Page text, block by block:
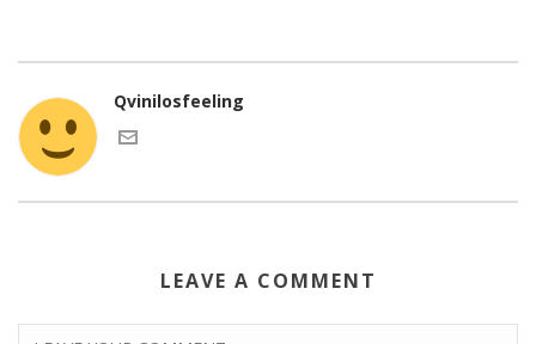
Qvinilosfeeling
LEAVE A COMMENT